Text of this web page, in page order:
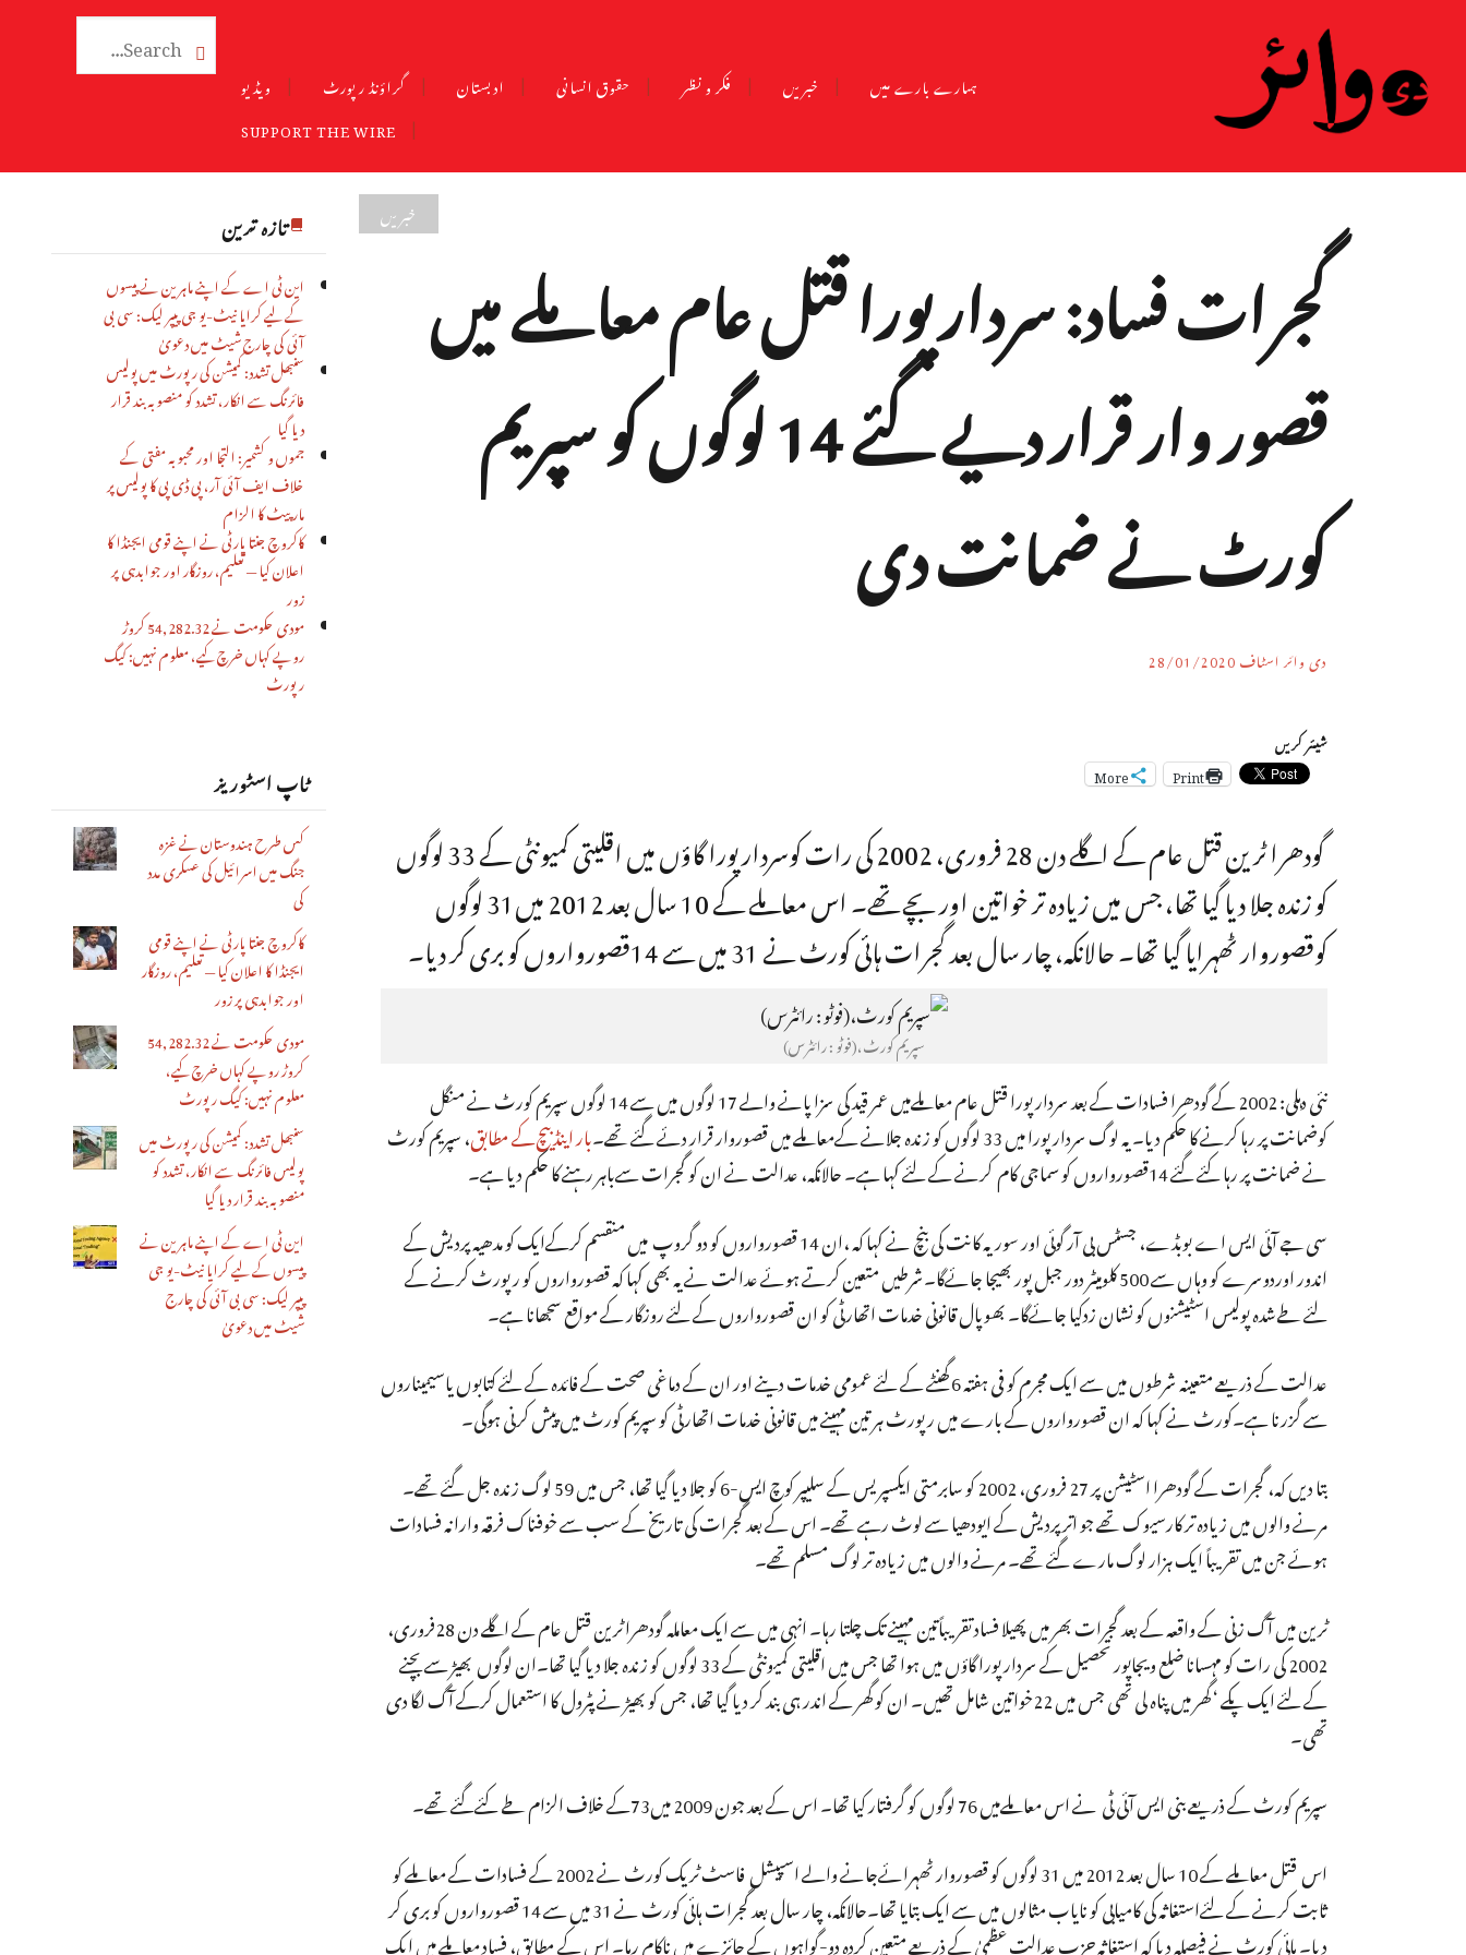
ہمارے بارے میں خبریں فکر و نظر حقوق انسانی ادبستان گراؤنڈ رپورٹ
ویڈیو
SUPPORT THE WIRE

تازہ ترین
این ٹی اے کے اپنے ماہرین نے پیسوں
کے لیے کرایا نیٹ-یو جی پیپر لیک: سی بی
آئی کی چارج شیٹ میں دعویٰ
سنبھل تشدد: کمیشن کی رپورٹ میں پولیس
فائرنگ سے انکار، تشدد کو منصوبہ بند قرار
دیا گیا
جموں و کشمیر: التجا اور محبوبہ مفتی کے
خلاف ایف آئی آر، پی ڈی پی کا پولیس پر
مار پیٹ کا الزام
کاکروچ جنتا پارٹی نے اپنے قومی ایجنڈا کا
اعلان کیا — تعلیم، روزگار اور جوابدہی پر
زور
مودی حکومت نے 54,282.32 کروڑ
روپے کہاں خرچ کیے، معلوم نہیں: کیگ
رپورٹ
ٹاپ اسٹوریز
کس طرح ہندوستان نے غزہ
جنگ میں اسرائیل کی عسکری مدد
کی
کاکروچ جنتا پارٹی نے اپنے قومی
ایجنڈا کا اعلان کیا — تعلیم، روزگار
اور جوابدہی پر زور
مودی حکومت نے 54,282.32
کروڑ روپے کہاں خرچ کیے،
معلوم نہیں: کیگ رپورٹ
سنبھل تشدد: کمیشن کی رپورٹ میں
پولیس فائرنگ سے انکار، تشدد کو
منصوبہ بند قرار دیا گیا
این ٹی اے کے اپنے ماہرین نے
پیسوں کے لیے کرایا نیٹ-یو جی
پیپر لیک: سی بی آئی کی چارج
شیٹ میں دعویٰ
خبریں
گجرات فساد: سردارپورا قتل عام معاملے میں
قصور وار قرار دیے گئے 14 لوگوں کو سپریم
کورٹ نے ضمانت دی
دی وائر اسٹاف28/01/2020
شیئر کریں
Print
More
گودھرا ٹرین قتل عام کے اگلے دن 28 فروری، 2002 کی رات کوسردارپورا گاؤں میں اقلیتی کمیونٹی کے 33 لوگوں
کو زندہ جلا دیا گیا تھا، جس میں زیادہ تر خواتین اور بچے تھے۔ اس معاملے کے 10 سال بعد 2012 میں31 لوگوں
کوقصوروار ٹھہرایا گیا تھا۔ حالانکہ، چار سال بعد گجرات ہائی کورٹ نے 31 میں سے 14قصورواروں کو بری کر دیا۔
سپریم کورٹ،(فوٹو : رائٹرس)
نئی دہلی: 2002 کے گودھرا فسادات کے بعد سردارپورا قتل عام معاملےمیں عمر قید کی سزا پانے والے 17 لوگوں میں سے 14 لوگوں سپریم کورٹ نے منگل
کوضمانت پر رہا کرنے کا حکم دیا۔ یہ لوگ سردارپورا میں 33 لوگوں کو زندہ جلانے کےمعاملے میں قصوروار قرار دئے گئے تھے۔
بار اینڈ بیچ‌کے مطابق، سپریم کورٹ
نے ضمانت پر رہا کئے گئے 14قصورواروں کو سماجی کام کرنے کے لئے کہا ہے۔ حالانکہ، عدالت نے ان کو گجرات سےباہر رہنے کا حکم دیا ہے۔
سی جے آئی ایس اے بوبڈے، جسٹس بی آر گوئی اور سوریہ کانت کی بنچ نے کہا کہ ،ان 14 قصورواروں کو دو گروپ میں منقسم کرکےایک کو مدھیہ پردیش کے
اندور اوردوسرے کو وہاں سے 500 کلومیٹر دور جبل پور بھیجا جائے‌گا۔شرطیں متعین کرتے ہوئے عدالت نے یہ بھی کہا کہ قصورواروں کو رپورٹ کرنے کے
لئے طےشدہ پولیس اسٹیشنوں کو نشان زدکیا جائے‌گا۔ بھوپال قانونی خدمات اتھارٹی کو ان قصورواروں کے لئے روزگار کے مواقع سجھانا ہے۔
عدالت کے ذریعے متعینہ شرطوں میں سے ایک مجرم کو فی ہفتہ 6 گھنٹے کے لئے عمومی خدمات دینے اور ان کے دماغی صحت کے فائدہ کے لئے کتابوں یاسیمیناروں
سے گزرنا ہے۔کورٹ نے کہا کہ ان قصورواروں کے بارے میں رپورٹ ہر تین مہینے میں قانونی خدمات اتھارٹی کو سپریم کورٹ میں پیش کرنی ہوگی۔
بتا دیں کہ، گجرات کے گودھرا اسٹیشن پر 27 فروری، 2002 کو سابرمتی ایکسپریس کے سلیپر کوچ ایس-6 کو جلا دیا گیا تھا، جس میں 59 لوگ زندہ جل گئے تھے۔
مرنے والوں میں زیادہ تر کارسیوک تھے جو اتر پردیش کے ایودھیا سے لوٹ رہے تھے۔ اس کے بعد گجرات کی تاریخ کے سب سے خوفناک فرقہ وارانہ فسادات
ہوئے جن میں تقریباً ایک ہزار لوگ مارے گئے تھے۔ مرنے والوں میں زیادہ تر لوگ مسلم تھے۔
ٹرین میں آگ زنی کے واقعہ کے بعد گجرات بھر میں پھیلا فساد تقریباًتین مہینے تک چلتا رہا۔ انہی میں سے ایک معاملہ گودھرا ٹرین قتل عام کے اگلے دن 28فروری،
2002 کی رات کو مہسانا ضلع ویجاپور تحصیل کے سردارپورا گاؤں میں ہوا تھا جس میں اقلیتی کمیونٹی کے 33 لوگوں کو زندہ جلا دیا گیا تھا۔ان لوگوں بھیڑ سے بچنے
کے لئے ایک پکے ‘ گھر میں پناہ لی تھی جس میں 22خواتین شامل تھیں۔ ان کو گھر کے اندر ہی بند کر دیا گیا تھا، جس کو بھیڑ نے پٹرول کا استعمال کرکے آگ لگا دی
تھی۔
سپریم کورٹ کے ذریعے بنی ایس آئی ٹی نے اس معاملےمیں 76 لوگوں کو گرفتار کیا تھا۔ اس کے بعد جون 2009 میں73کے خلاف الزام طے کئےگئے تھے۔
اس قتل معاملے کے 10 سال بعد 2012 میں 31 لوگوں کو قصوروار ٹھہرائےجانے والے اسپیشل فاسٹ ٹریک کورٹ نے 2002 کے فسادات کے معاملے کو
ثابت کرنے کے لئےاستغاثہ کی کامیابی کو نایاب مثالوں میں سے ایک بتایا تھا۔حالانکہ، چار سال بعد گجرات ہائی کورٹ نے 31 میں سے 14 قصورواروں کو بری کر
دیا۔ ہائی کورٹ نے فیصلہ دیا کہ استغاثہ حزب عدالت عظمیٰ کے ذریعے متعین کردہ دو-گواہوں کے جائزے میں ناکام رہا۔ اس کے مطابق، فساد معاملے میں ایک